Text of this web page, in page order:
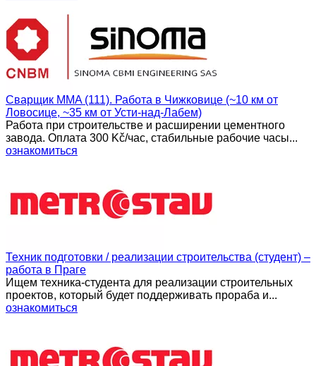
Сварщик MMA (111). Работа в Чижковице (~10 км от
Ловосице, ~35 км от Усти-над-Лабем)
Работа при строительстве и расширении цементного
завода. Оплата 300 Kč/час, стабильные рабочие часы...
ознакомиться
Техник подготовки / реализации строительства (студент) –
работа в Праге
Ищем техника-студента для реализации строительных
проектов, который будет поддерживать прораба и...
ознакомиться